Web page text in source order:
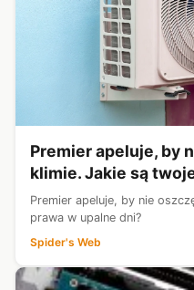
Premier apeluje, by
klimie. Jakie są
Premier apeluje, by nie
prawa w upalne dni?
Spider's Web